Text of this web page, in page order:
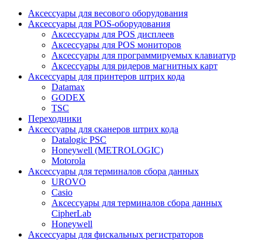
Аксессуары для весового оборудования
Аксессуары для POS-оборудования
Аксессуары для POS дисплеев
Аксессуары для POS мониторов
Аксессуары для программируемых клавиатур
Аксессуары для ридеров магнитных карт
Аксессуары для принтеров штрих кода
Datamax
GODEX
TSC
Переходники
Аксессуары для сканеров штрих кода
Datalogic PSC
Honeywell (METROLOGIC)
Motorola
Аксессуары для терминалов сбора данных
UROVO
Casio
Аксессуары для терминалов сбора данных
CipherLab
Honeywell
Аксессуары для фискальных регистраторов